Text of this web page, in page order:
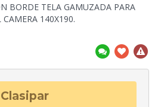
BORDE TELA GAMUZADA PARA
140X190.